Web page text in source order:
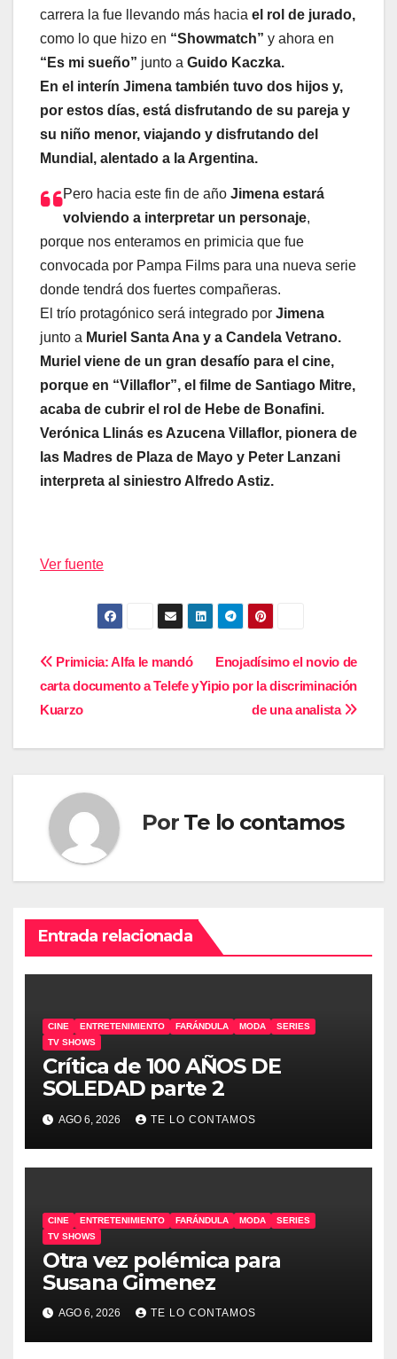
carrera la fue llevando más hacia el rol de jurado,
como lo que hizo en “Showmatch” y ahora en
“Es mi sueño” junto a Guido Kaczka.
En el interín Jimena también tuvo dos hijos y,
por estos días, está disfrutando de su pareja y
su niño menor, viajando y disfrutando del
Mundial, alentado a la Argentina.
Pero hacia este fin de año Jimena estará
volviendo a interpretar un personaje,
porque nos enteramos en primicia que fue
convocada por Pampa Films para una nueva serie
donde tendrá dos fuertes compañeras.
El trío protagónico será integrado por Jimena
junto a Muriel Santa Ana y a Candela Vetrano.
Muriel viene de un gran desafío para el cine,
porque en “Villaflor”, el filme de Santiago Mitre,
acaba de cubrir el rol de Hebe de Bonafini.
Verónica Llinás es Azucena Villaflor, pionera de
las Madres de Plaza de Mayo y Peter Lanzani
interpreta al siniestro Alfredo Astiz.
Ver fuente
Navegación
de
entradas
Enojadísimo el novio de
Yipio por la discriminación
de una analista
Primicia: Alfa le mandó
carta documento a Telefe y
Kuarzo
Por Te lo contamos
Entrada relacionada
CINE ENTRETENIMIENTO FARÁNDULA MODA
SERIES
TV SHOWS
Crítica de 100 AÑOS DE
SOLEDAD parte 2
AGO 6, 2026 TE LO CONTAMOS
CINE ENTRETENIMIENTO FARÁNDULA MODA
SERIES
TV SHOWS
Otra vez polémica para
Susana Gimenez
AGO 6, 2026 TE LO CONTAMOS